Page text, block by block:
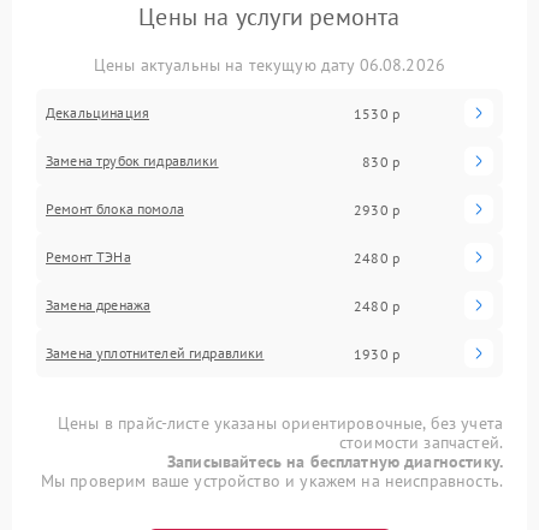
Цены на услуги ремонта
Цены актуальны на текущую дату 06.08.2026
Декальцинация 1530 р
Замена трубок гидравлики 830 р
Ремонт блока помола 2930 р
Ремонт ТЭНа 2480 р
Замена дренажа 2480 р
Замена уплотнителей гидравлики 1930 р
Цены в прайс-листе указаны ориентировочные, без учета
стоимости запчастей.
Записывайтесь на бесплатную диагностику.
Мы проверим ваше устройство и укажем на неисправность.